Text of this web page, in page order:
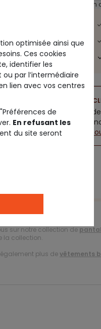
5%
sur notre collection de
la collection.
plus devêtements
optimisée ainsi que
Ces cookies
identifier les
par l’intermédiaire
lien avec vos centres
de
En refusant les
du site seront